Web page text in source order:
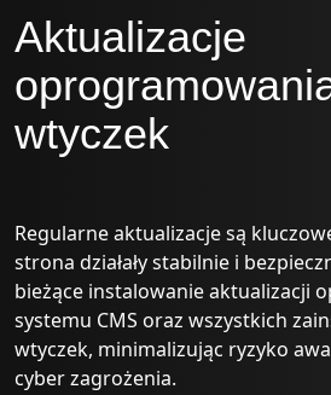
Aktualizacje
wtyczek
Regularne aktualizacje są
strona działały stabilnie i
bieżące instalowanie aktualizacji
systemu CMS oraz wszystkich
wtyczek, minimalizując ryzyko
cyber zagrożenia.